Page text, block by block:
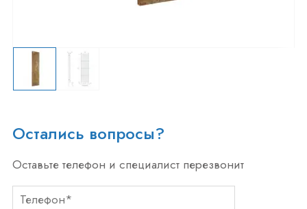
Остались вопросы?
Оставьте телефон и специалист перезвонит